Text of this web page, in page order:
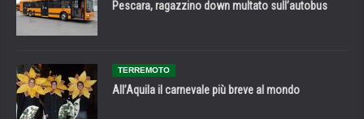
Pescara, ragazzino down multato sull’autobus
TERREMOTO
All’Aquila il carnevale più breve al mondo